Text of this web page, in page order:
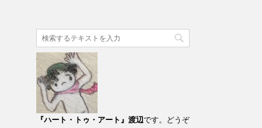
『ハート・トゥ・アート』渡辺です。どうぞ